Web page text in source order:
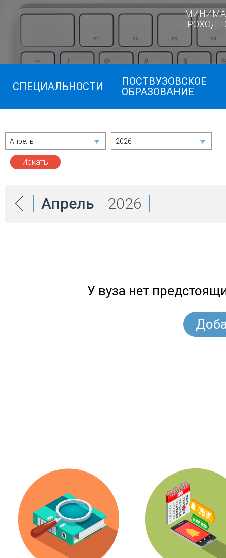
СПЕЦИАЛЬНОСТИ
ПОСТВУЗОВСКОЕ
ОБРАЗОВАНИЕ
Апрель 2026
Апрель 2026
У вуза нет